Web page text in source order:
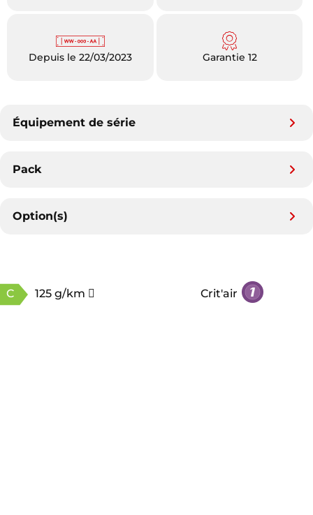
Depuis le 22/03/2023 Garantie 12
Équipement de série
Pack
Option(s)
C 125 g/km Crit'air